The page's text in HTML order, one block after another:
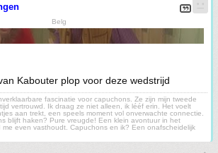
Belg
Kabouter plop voor deze wedstrijd
fascinatie voor capuchons. Ze zijn mijn tweede
vertrouwd. Ik draag ze niet alleen, ik lééf erin. Het voelt
aan trekt, een speels moment vol onverwachte connectie.
blijft haken? Pure vreugde! Een klein avontuur in het
even vasthoudt. Capuchons en ik? Een onafscheidelijk